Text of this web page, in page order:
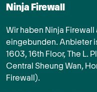
Ninja Firewall
Wir haben Ninja
eingebunden. Anbieter
1603, 16th Floor, The L.
Central Sheung Wan,
Firewall).